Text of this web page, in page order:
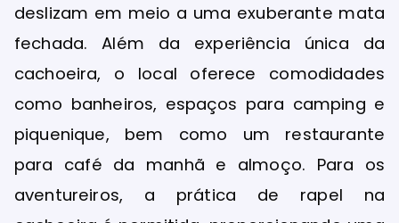
deslizam em meio a uma exuberante mata
fechada. Além da experiência única da
cachoeira, o local oferece comodidades
como banheiros, espaços para camping e
piquenique, bem como um restaurante
para café da manhã e almoço. Para os
aventureiros, a prática de rapel na